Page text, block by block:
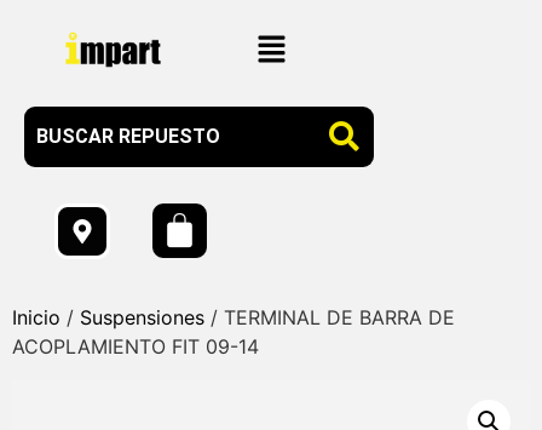
Inicio / Suspensiones / TERMINAL DE BARRA DE
ACOPLAMIENTO FIT 09-14